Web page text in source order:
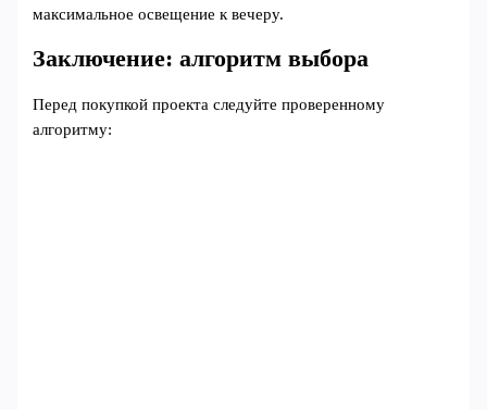
максимальное освещение к вечеру.
Заключение: алгоритм выбора
Перед покупкой проекта следуйте проверенному
алгоритму: